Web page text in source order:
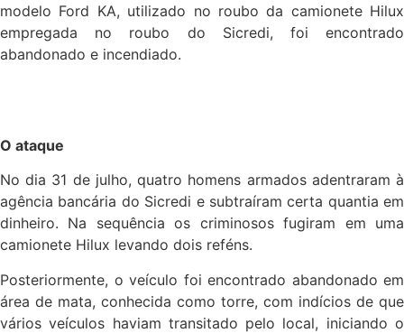
modelo Ford KA, utilizado no roubo da camionete Hilux
empregada no roubo do Sicredi, foi encontrado
abandonado e incendiado.
O ataque
No dia 31 de julho, quatro homens armados adentraram à
agência bancária do Sicredi e subtraíram certa quantia em
dinheiro. Na sequência os criminosos fugiram em uma
camionete Hilux levando dois reféns.
Posteriormente, o veículo foi encontrado abandonado em
área de mata, conhecida como torre, com indícios de que
vários veículos haviam transitado pelo local, iniciando o